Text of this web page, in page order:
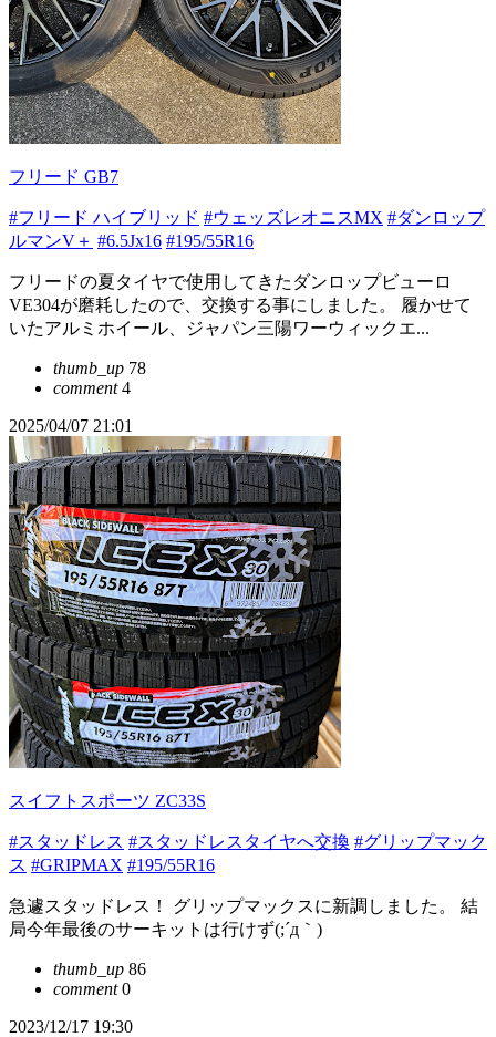
フリード GB7
#フリード ハイブリッド #ウェッズレオニスMX #ダンロップ
ルマンV＋ #6.5Jx16 #195/55R16
フリードの夏タイヤで使用してきたダンロップビューロ
VE304が磨耗したので、交換する事にしました。 履かせて
いたアルミホイール、ジャパン三陽ワーウィックエ...
thumb_up 78
comment4
2025/04/07 21:01
スイフトスポーツ ZC33S
#スタッドレス #スタッドレスタイヤへ交換 #グリップマック
ス #GRIPMAX #195/55R16
急遽スタッドレス！ グリップマックスに新調しました。 結
局今年最後のサーキットは行けず(;´д｀)
thumb_up 86
comment0
2023/12/17 19:30